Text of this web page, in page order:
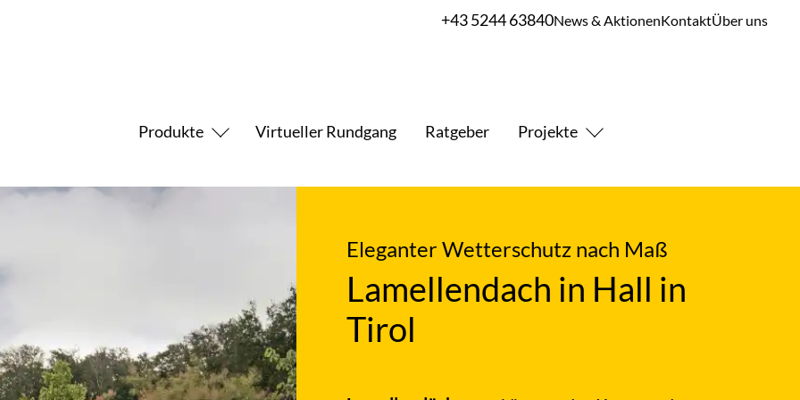
+43 5244 63840News & AktionenKontaktÜber uns
Produkte
Virtueller Rundgang Ratgeber Projekte
Eleganter Wetterschutz nach Maß
Lamellendach in Hall in
Tirol